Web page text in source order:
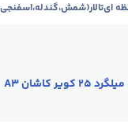
ای
میلگرد 25 کویر کاشان A3